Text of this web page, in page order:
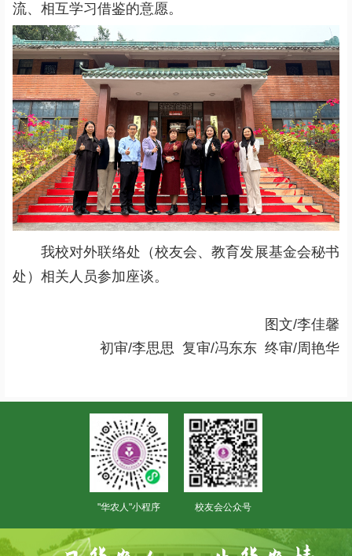
流、相互学习借鉴的意愿。
我校对外联络处（校友会、教育发展基金会秘书
处）相关人员参加座谈。
图文/李佳馨
初审/李思思 复审/冯东东 终审/周艳华
"华农人"小程序 校友会公众号